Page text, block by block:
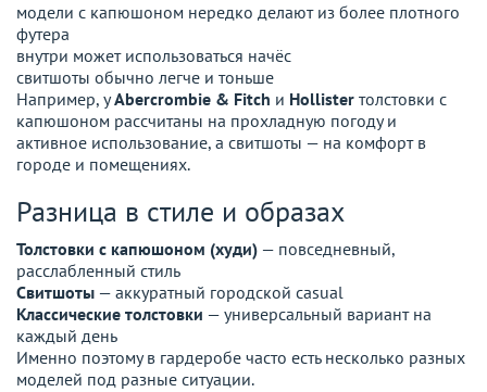
модели с капюшоном нередко делают из более плотного
футера
внутри может использоваться начёс
свитшоты обычно легче и тоньше
Например, уAbercrombie & Fitch и Hollister толстовки с
капюшоном рассчитаны на прохладную погоду и
активное использование, а свитшоты — на комфорт в
городе и помещениях.
Разница в стиле и образах
Толстовки с капюшоном (худи) — повседневный,
расслабленный стиль
Свитшоты — аккуратный городской casual
Классические толстовки — универсальный вариант на
каждый день
Именно поэтому в гардеробе часто есть несколько разных
моделей под разные ситуации.